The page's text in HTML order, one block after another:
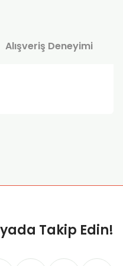
Alışveriş Deneyimi
Takip Edin!